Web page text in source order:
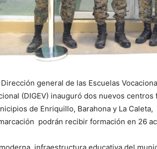
general de las Escuelas
(DIGEV) inauguró dos nuevos
de Enriquillo, Barahona y La
podrán recibir formación en 26